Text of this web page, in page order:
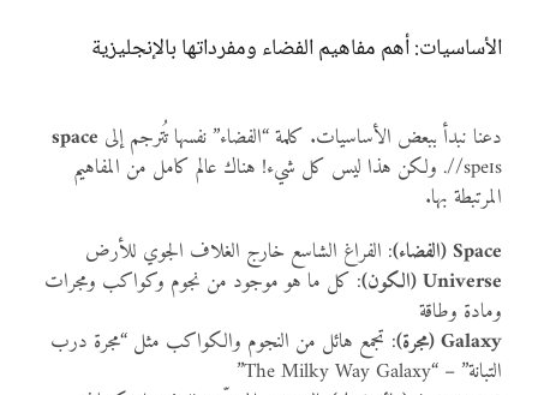
الأساسيات: أهم مفاهيم الفضاء ومفرداتها بالإنجليزية
دعنا نبدأ ببعض الأساسيات. كلمة “الفضاء” نفسها تُترجم إلى space
/speɪs/. ولكن هذا ليس كل شيء! هناك عالم كامل من المفاهيم
المرتبطة بها.
Space (الفضاء)
: الفراغ الشاسع خارج الغلاف الجوي للأرض
Universe (الكون)
: كل ما هو موجود من نجوم وكواكب ومجرات
ومادة وطاقة
Galaxy (مجرة)
: تجمع هائل من النجوم والكواكب مثل “مجرة درب
التبانة” – “The Milky Way Galaxy”